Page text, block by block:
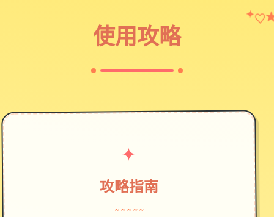
使用攻略
✦ ♡
✦
攻略指南
~~~~~